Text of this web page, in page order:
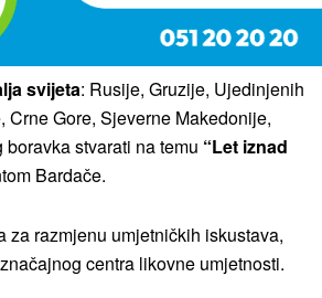
svijeta: Rusije, Gruzije, Ujedinjenih
Gore, Sjeverne Makedonije,
stvarati na temu “Let iznad
Bardače.
razmjenu umjetničkih iskustava,
centra likovne umjetnosti.